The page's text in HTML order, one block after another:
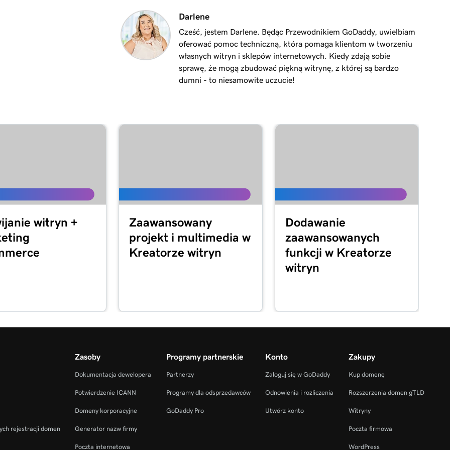
+ Marketing
1m 54s
Internetowe +
2m 56s
Darlene
Cześć, jestem Darlene. Będąc Przewodnikiem GoDaddy, uwielbiam
oferować pomoc techniczną, która pomaga klientom w tworzeniu
własnych witryn i sklepów internetowych. Kiedy zdają sobie
sprawę, że mogą zbudować piękną witrynę, z której są bardzo
dumni - to niesamowite uczucie!
witryn +
Zaawansowany
projekt i multimedia w
Kreatorze witryn
Dodawanie
zaawansowanych
funkcji w Kreatorze
witryn
rejestracji domen
Zasoby
Dokumentacja dewelopera
Potwierdzenie ICANN
Domeny korporacyjne
Generator nazw firmy
Poczta internetowa
Programy partnerskie
Partnerzy
Programy dla odsprzedawców
GoDaddy Pro
Konto
Zaloguj się w GoDaddy
Odnowienia i rozliczenia
Utwórz konto
Zakupy
Kup domenę
Rozszerzenia domen gTLD
Witryny
Poczta firmowa
WordPress